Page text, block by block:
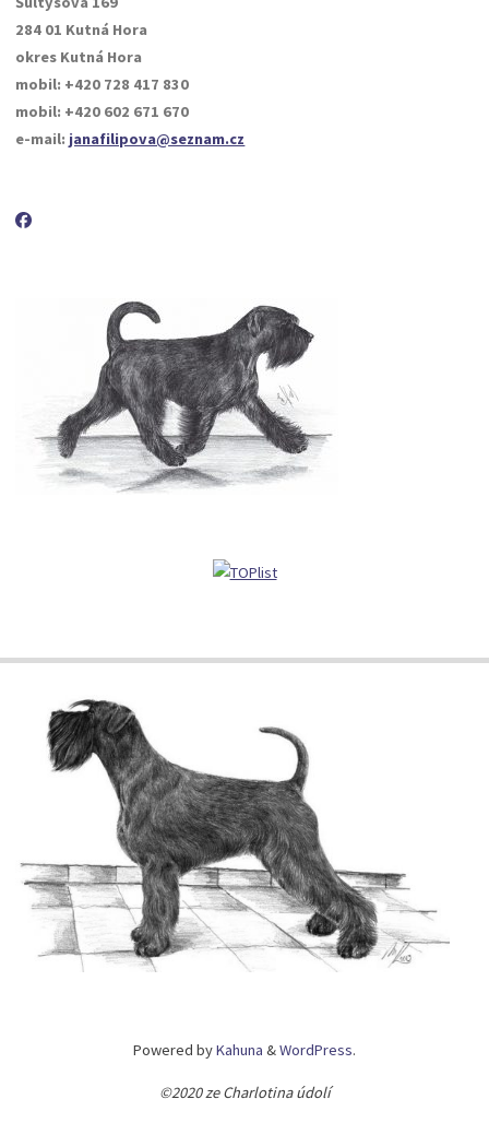
284 01 Kutná Hora
okres Kutná Hora
mobil: +420 728 417 830
mobil: +420 602 671 670
e-mail: janafilipova@seznam.cz
Powered byKahuna &WordPress.
©2020 ze Charlotina údolí